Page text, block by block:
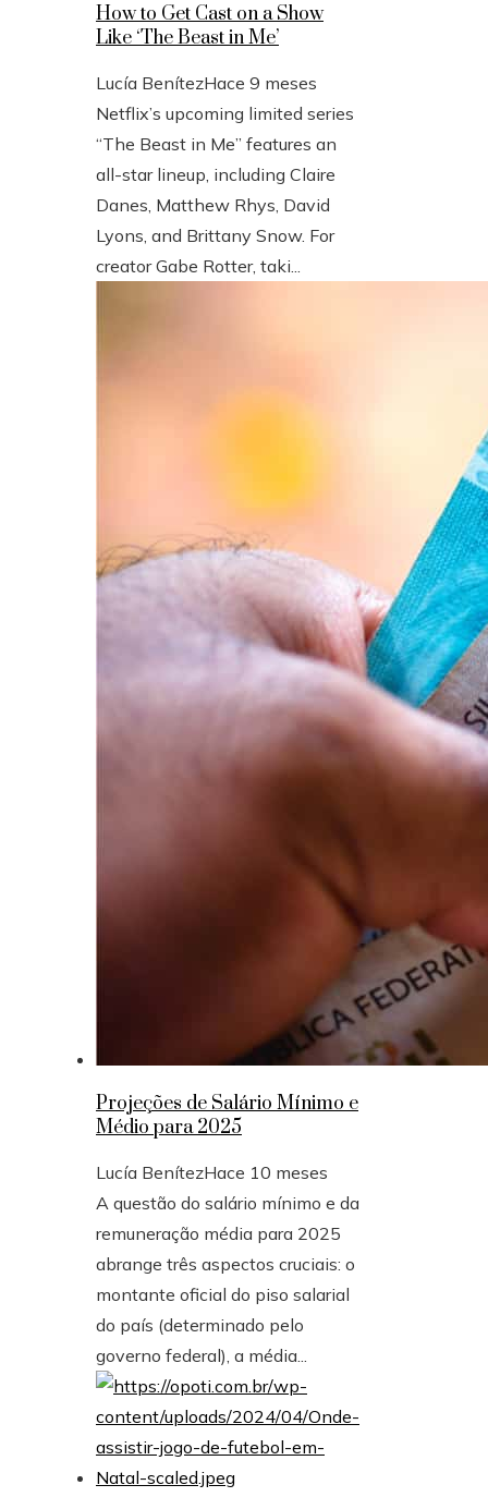
How to Get Cast on a Show
Like ‘The Beast in Me’
Lucía BenítezHace 9 meses
Netflix’s upcoming limited series
“The Beast in Me” features an
all-star lineup, including Claire
Danes, Matthew Rhys, David
Lyons, and Brittany Snow. For
creator Gabe Rotter, taki...
Projeções de Salário Mínimo e
Médio para 2025
Lucía BenítezHace 10 meses
A questão do salário mínimo e da
remuneração média para 2025
abrange três aspectos cruciais: o
montante oficial do piso salarial
do país (determinado pelo
governo federal), a média...